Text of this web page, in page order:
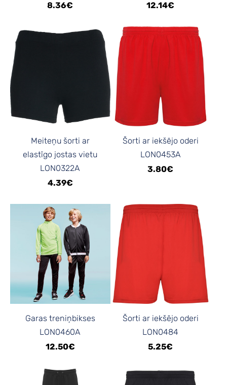
8.36€
12.14€
Meiteņu šorti ar
elastīgo jostas vietu
LON0322A
4.39€
Šorti ar iekšējo oderi
LON0453A
3.80€
Garas treniņbikses
LON0460A
12.50€
Šorti ar iekšējo oderi
LON0484
5.25€